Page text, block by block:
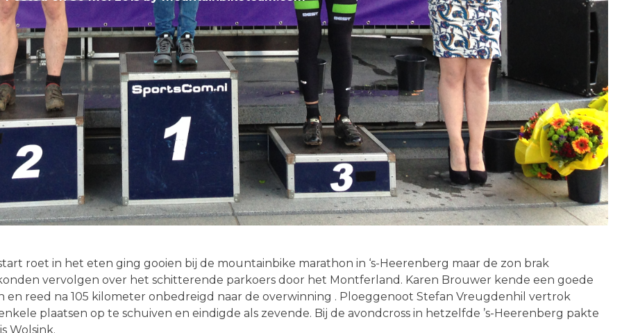
roet in het eten ging gooien bij de mountainbike marathon in ‘s-Heerenberg maar de zon brak
vervolgen over het schitterende parkoers door het Montferland. Karen Brouwer kende een goede
reed na 105 kilometer onbedreigd naar de overwinning . Ploeggenoot Stefan Vreugdenhil vertrok
plaatsen op te schuiven en eindigde als zevende. Bij de avondcross in hetzelfde ’s-Heerenberg pakte
Wolsink.